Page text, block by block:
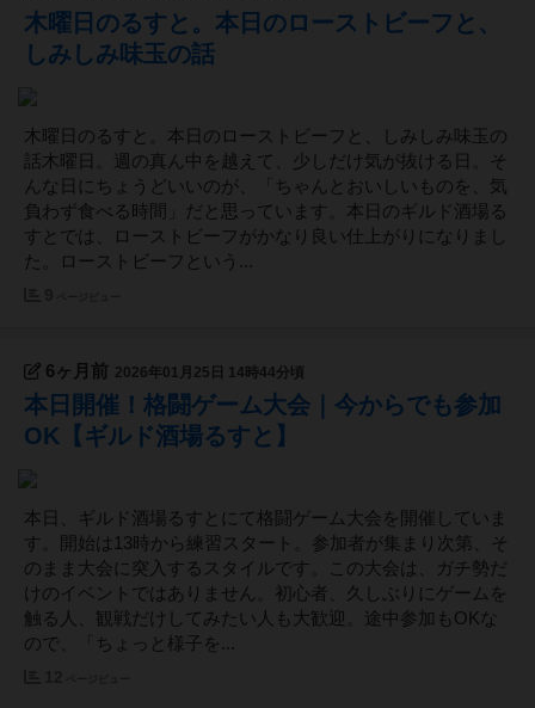
木曜日のるすと。本日のローストビーフと、
しみしみ味玉の話
木曜日のるすと。本日のローストビーフと、しみしみ味玉の
話木曜日。週の真ん中を越えて、少しだけ気が抜ける日。そ
んな日にちょうどいいのが、「ちゃんとおいしいものを、気
負わず食べる時間」だと思っています。本日のギルド酒場る
すとでは、ローストビーフがかなり良い仕上がりになりまし
た。ローストビーフという...
6ヶ月前 2026年01月25日 14時44分頃
本日開催！格闘ゲーム大会｜今からでも参加
OK【ギルド酒場るすと】
本日、ギルド酒場るすとにて格闘ゲーム大会を開催していま
す。開始は13時から練習スタート。参加者が集まり次第、そ
のまま大会に突入するスタイルです。この大会は、ガチ勢だ
けのイベントではありません。初心者、久しぶりにゲームを
触る人、観戦だけしてみたい人も大歓迎。途中参加もOKな
ので、「ちょっと様子を...